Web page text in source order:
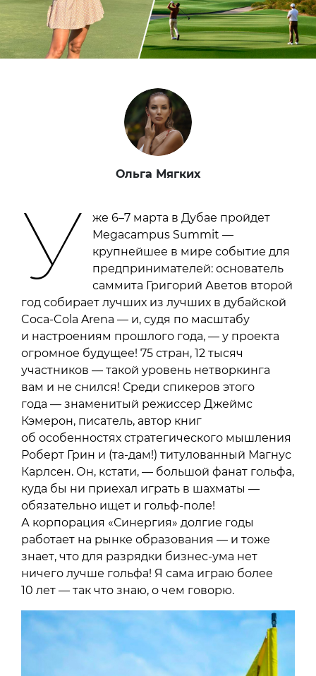
Ольга Мягких
У
же 6–7 марта в Дубае пройдет
Megacampus Summit —
крупнейшее в мире событие для
предпринимателей: основатель
саммита Григорий Аветов второй
год собирает лучших из лучших в дубайской
Coca-Cola Arena — и, судя по масштабу
и настроениям прошлого года, — у проекта
огромное будущее! 75 стран, 12 тысяч
участников — такой уровень нетворкинга
вам и не снился! Среди спикеров этого
года — знаменитый режиссер Джеймс
Кэмерон, писатель, автор книг
об особенностях стратегического мышления
Роберт Грин и (та-дам!) титулованный Магнус
Карлсен. Он, кстати, — большой фанат гольфа,
куда бы ни приехал играть в шахматы —
обязательно ищет и гольф-поле!
А корпорация «Синергия» долгие годы
работает на рынке образования — и тоже
знает, что для разрядки бизнес-ума нет
ничего лучше гольфа! Я сама играю более
10 лет — так что знаю, о чем говорю.